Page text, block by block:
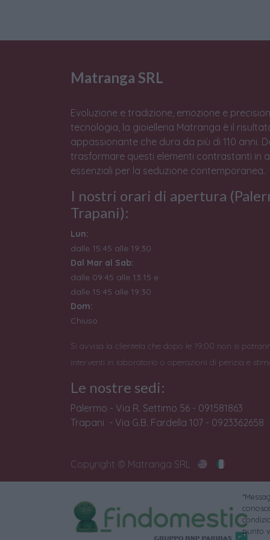
Matranga SRL
Evoluzione e tradizione, emozione e
tecnologia, la gioielleria Matranga è il
appassionante che dura da più di 110 anni.
trasformare questi elementi contrastanti in
essenziali per la seduzione contemporanea.
I nostri orari di apertura
Trapani):
Lun:
dalle 15:45 alle 19:30
Dal Mar al Sab:
dalle 09:45 alle 13:15 e
dalle 15:45 alle 19:30
Dom:
Chiuso
Si avvisa la clientela che dopo le 19:00 non si
interventi in laboratorio o operazioni di perizia e
Le nostre sedi:
Palermo - Via R. Settimo 56 - 091581863
Trapani - Via G.B. Fardella 107 - 0923362658
Copyright © Matranga SRL
punto